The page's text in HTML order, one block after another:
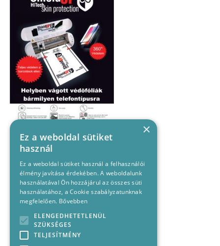
×
Ez a weboldal sütiket
használ
Ez a weboldal sütiket használ a felhasználói
élmény javítása érdekében. A weboldalunk
használatával Ön hozzájárul az összes süti
használatához, a Cookie szabályzatunknak
megfelelően. Bővebben
ELENGEDHETETLENÜL
SZÜKSÉGES
TELJESÍTMÉNY